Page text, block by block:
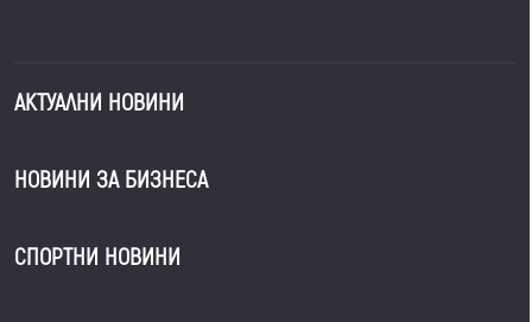
АКТУАЛНИ НОВИНИ
НОВИНИ ЗА БИЗНЕСА
СПОРТНИ НОВИНИ